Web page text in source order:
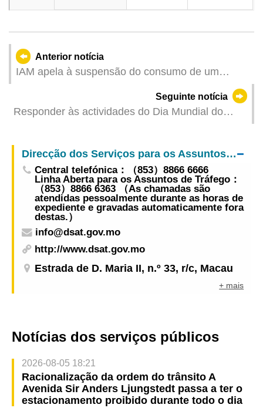
Anterior notícia
IAM apela à suspensão do consumo de um
Seguinte notícia
Responder às actividades do Dia Mundial do
para tornar a cidade mais verde
Direcção dos Serviços para os Assuntos de Tráfego
Central telefónica：（853）8866 6666
Linha Aberta para os Assuntos de Tráfego：
（853）8866 6363 （As chamadas são
atendidas pessoalmente durante as horas de
expediente e gravadas automaticamente fora
destas.）
info@dsat.gov.mo
http://www.dsat.gov.mo
Estrada de D. Maria II, n.º 33, r/c, Macau
+ mais
Notícias dos serviços públicos
2026-08-05 18:21
Racionalização da ordem do trânsito A
Avenida Sir Anders Ljungstedt passa a ter o
estacionamento proibido durante todo o dia